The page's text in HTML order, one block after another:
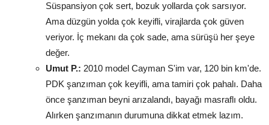
Süspansiyon çok sert, bozuk yollarda çok sarsıyor.
Ama düzgün yolda çok keyifli, virajlarda çok güven
veriyor. İç mekanı da çok sade, ama sürüşü her şeye
değer.
Umut P.: 2010 model Cayman S'im var, 120 bin km'de.
PDK şanzıman çok keyifli, ama tamiri çok pahalı. Daha
önce şanzıman beyni arızalandı, bayağı masraflı oldu.
Alırken şanzımanın durumuna dikkat etmek lazım.